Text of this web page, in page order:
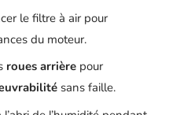
le filtre à air pour
du moteur.
roues arrière pour
sans faille.